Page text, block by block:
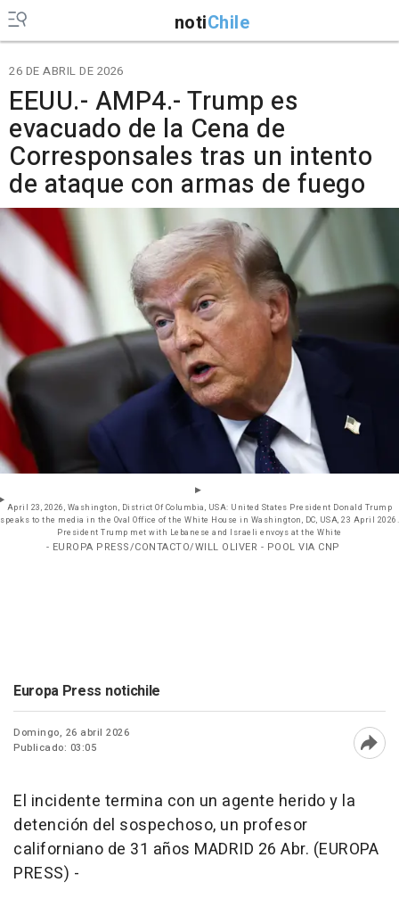
notiChile
26 DE ABRIL DE 2026
EEUU.- AMP4.- Trump es
evacuado de la Cena de
Corresponsales tras un intento
de ataque con armas de fuego
April 23, 2026, Washington, District Of Columbia, USA: United States President Donald Trump
speaks to the media in the Oval Office of the White House in Washington, DC, USA, 23 April 2026.
President Trump met with Lebanese and Israeli envoys at the White
- EUROPA PRESS/CONTACTO/WILL OLIVER - POOL VIA CNP
Europa Press notichile
Domingo, 26 abril 2026
Publicado: 03:05
El incidente termina con un agente herido y la
detención del sospechoso, un profesor
californiano de 31 años MADRID 26 Abr. (EUROPA
PRESS) -